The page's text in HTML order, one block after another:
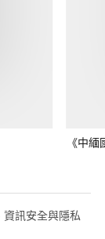
《中
訊安全與隱私